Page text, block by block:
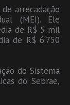
arrecadação
(MEI). Ele
de R$ 5 mil
de R$ 6.750
do Sistema
do Sebrae,